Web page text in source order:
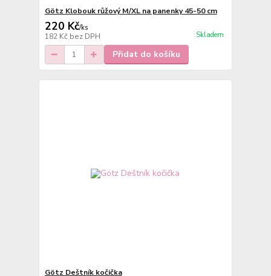
Götz Klobouk růžový M/XL na panenky 45-50 cm
220 Kč/ks
182 Kč bez DPH Skladem
Přidat do košíku
Götz Deštník kočička